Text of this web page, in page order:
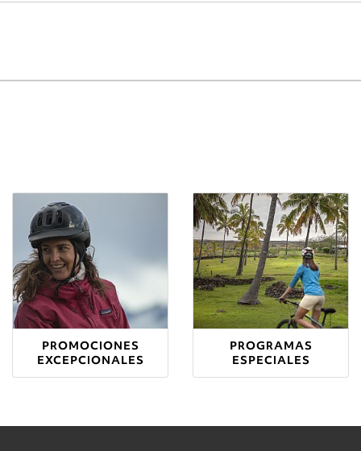
PROMOCIONES
EXCEPCIONALES
PROGRAMAS
ESPECIALES